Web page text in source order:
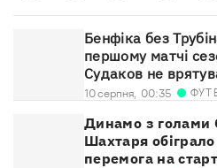
Бенфіка без
першому матчі
Судаков не
10 серпня, 00:35
Динамо з голами
Шахтаря
перемога на